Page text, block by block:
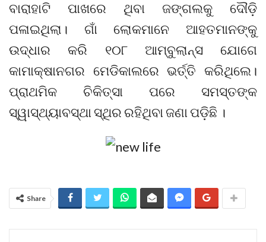
ବାରାହାଟି ପାଖରେ ଥିବା ଜଙ୍ଗଲକୁ ଦୌଡ଼ି
ପଳାଇଥିଲା। ଗାଁ ଲୋକମାନେ ଆହତମାନଙ୍କୁ
ଉଦ୍ଧାର କରି ୧୦୮ ଆମ୍ବୁଲାନ୍ସ ଯୋଗେ
କାମାକ୍ଷାନଗର ମେଡିକାଲରେ ଭର୍ତ୍ତି କରିଥିଲେ।
ପ୍ରାଥମିକ ଚିକିତ୍ସା ପରେ ସମସ୍ତଙ୍କ
ସ୍ୱାସ୍ଥ୍ୟାବସ୍ଥା ସ୍ଥିର ରହିଥିବା ଜଣା ପଡ଼ିଛି ।
Share